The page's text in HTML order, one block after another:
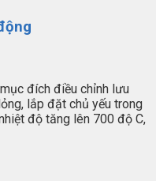
đích điều chỉnh lưu
lắp đặt chủ yếu trong
độ tăng lên 700 độ C,